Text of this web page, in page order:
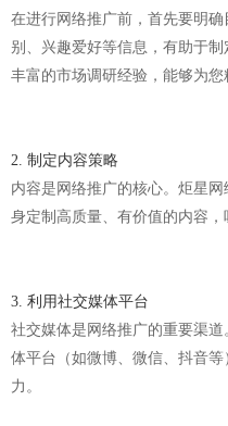
在进行网络推广前，首先要明
别、兴趣爱好等信息，有助于
丰富的市场调研经验，能够为您
2. 制定内容策略
内容是网络推广的核心。炬星
身定制高质量、有价值的内容，
3. 利用社交媒体平台
社交媒体是网络推广的重要渠
体平台（如微博、微信、抖音
力。